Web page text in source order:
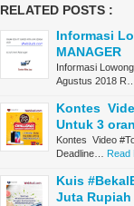
RELATED POSTS :
Informasi
MANAGER
Informasi
Agustus 2018 R…
Kontes
Untuk 3
Kontes Video
Deadline…
Read
Kuis
Juta Rupiah